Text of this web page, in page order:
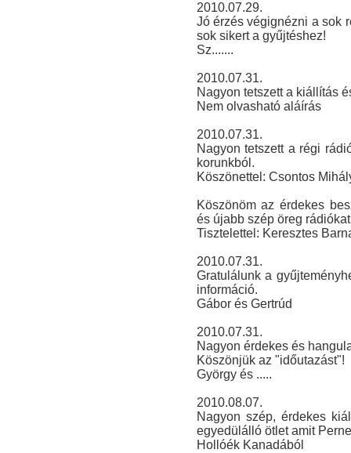
2010.07.29.
Jó érzés végignézni a sok
sok sikert a gyűjtéshez!
Sz.......
2010.07.31.
Nagyon tetszett a kiállítás
Nem olvasható aláírás
2010.07.31.
Nagyon tetszett a régi
korunkból.
Köszönettel: Csontos
Köszönöm az érdekes
és újabb szép öreg
Tisztelettel: Keresztes
2010.07.31.
Gratulálunk a
információ.
Gábor és Gertrúd
2010.07.31.
Nagyon érdekes és
Köszönjük az "időutazást"!
György és .....
2010.08.07.
Nagyon szép, érdekes
egyedülálló ötlet amit
Hollóék Kanadából